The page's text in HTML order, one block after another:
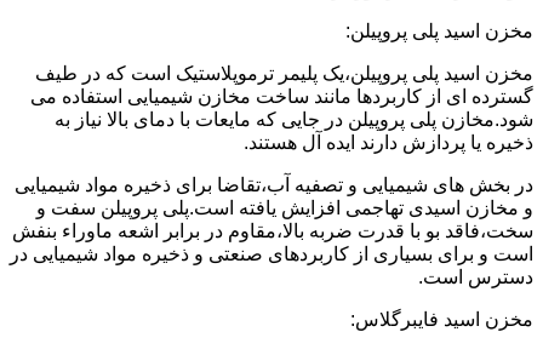
مخزن اسید پلی پروپیلن:
مخزن اسید پلی پروپیلن،یک پلیمر ترموپلاستیک است که در طیف
گسترده ای از کاربردها مانند ساخت مخازن شیمیایی استفاده می
شود.مخازن پلی پروپیلن در جایی که مایعات با دمای بالا نیاز به
ذخیره یا پردازش دارند ایده آل هستند.
در بخش های شیمیایی و تصفیه آب،تقاضا برای ذخیره مواد شیمیایی
و مخازن اسیدی تهاجمی افزایش یافته است.پلی پروپیلن سفت و
سخت،فاقد بو با قدرت ضربه بالا،مقاوم در برابر اشعه ماوراء بنفش
است و برای بسیاری از کاربردهای صنعتی و ذخیره مواد شیمیایی در
دسترس است.
مخزن اسید فایبرگلاس: